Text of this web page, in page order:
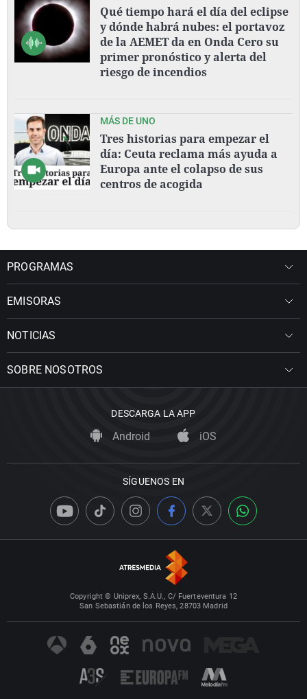
Qué tiempo hará el día del eclipse
y dónde habrá nubes: el portavoz
de la AEMET da en Onda Cero su
primer pronóstico y alerta del
riesgo de incendios
MÁS DE UNO
Tres historias para empezar el
día: Ceuta reclama más ayuda a
Europa ante el colapso de sus
centros de acogida
PROGRAMAS
EMISORAS
NOTICIAS
SOBRE NOSOTROS
DESCARGA LA APP
Android iOS
SÍGUENOS EN
Copyright © Uniprex, S.A.U., C/ Fuerteventura 12
San Sebastián de los Reyes, 28703 Madrid